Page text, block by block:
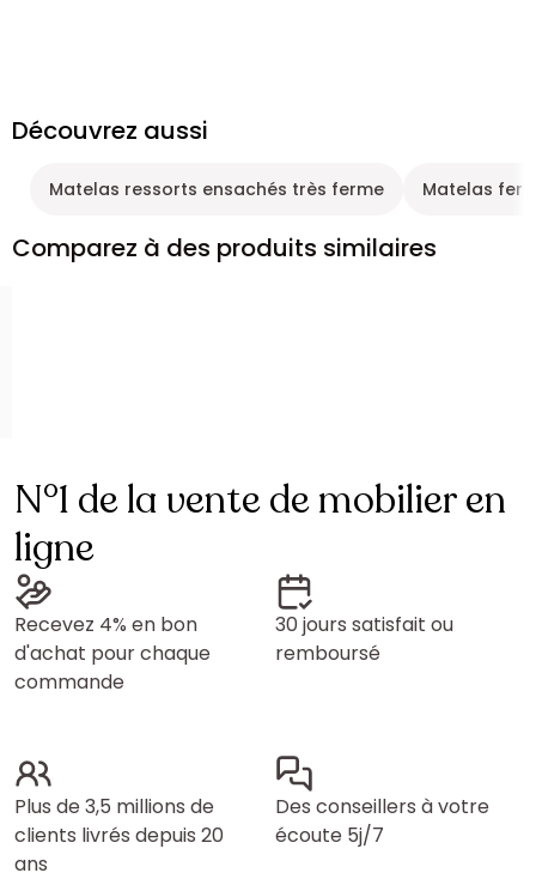
Découvrez aussi
Matelas ressorts ensachés très ferme Matelas
Comparez à des produits similaires
N°1 de la vente de mobilier en
ligne
Recevez 4% en bon
d'achat pour chaque
commande
30 jours satisfait ou
remboursé
Plus de 3,5 millions de
clients livrés depuis 20
ans
Des conseillers à votre
écoute 5j/7